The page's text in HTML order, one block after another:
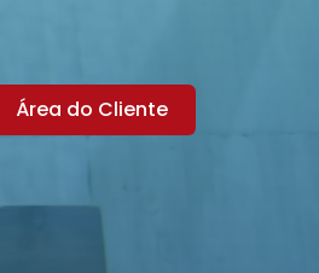
Área do Cliente